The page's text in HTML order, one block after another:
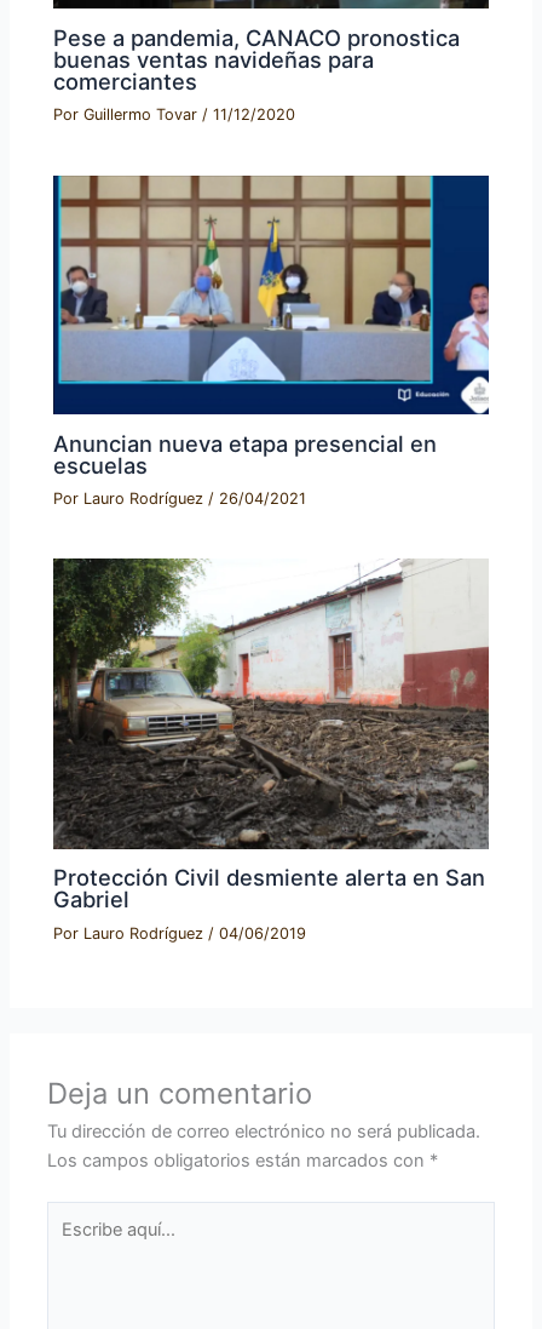
Pese a pandemia, CANACO pronostica
buenas ventas navideñas para
comerciantes
PorGuillermo Tovar/11/12/2020
Anuncian nueva etapa presencial en
escuelas
Por Lauro Rodríguez / 26/04/2021
Protección Civil desmiente alerta en San
Gabriel
Por Lauro Rodríguez /04/06/2019
Deja un comentario
Tu dirección de correo electrónico no será publicada.
Los campos obligatorios están marcados con *